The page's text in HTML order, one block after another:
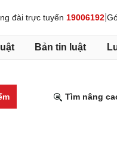
đài trực tuyến 19006192
Bản tin luật
Tìm nâng